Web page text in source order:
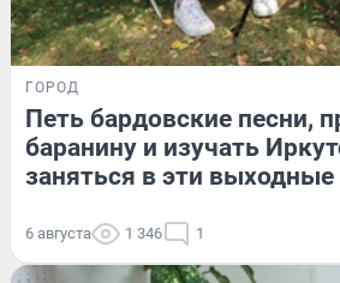
ГОРОД
Петь бардовские песни,
баранину и изучать
заняться в эти выходные
6 августа 1 346 1